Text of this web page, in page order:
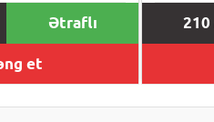
Ətraflı
et
210